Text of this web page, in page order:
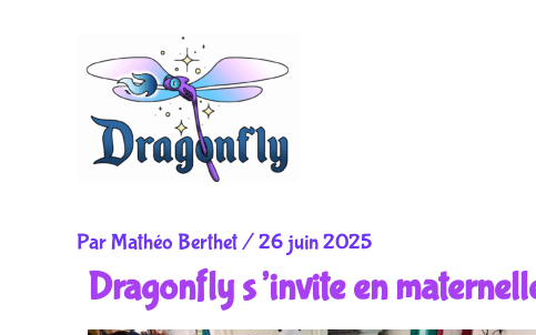
ParMathéo Berthet/26 juin 2025
Dragonfly s’invite en